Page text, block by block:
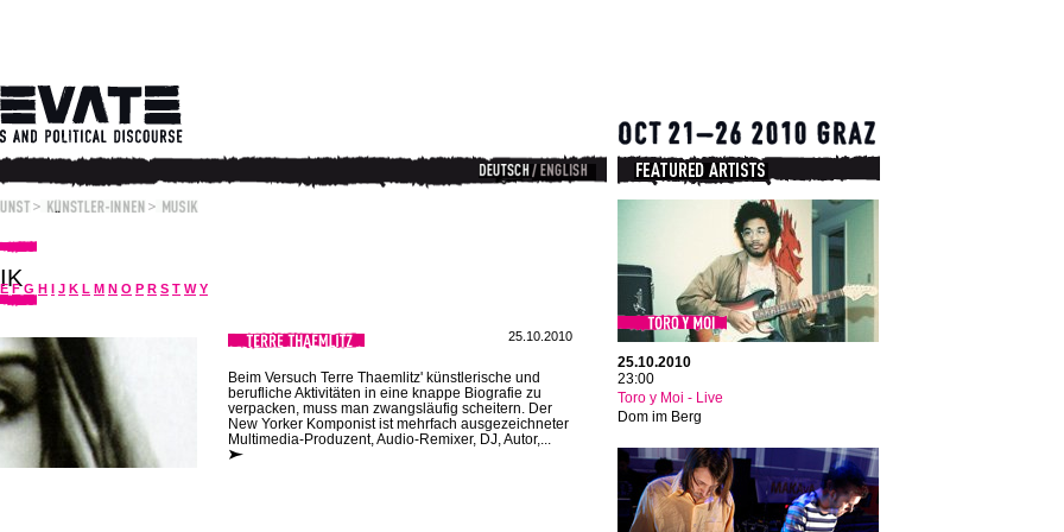
E F G H I J K L M N O P R S T W Y
25.10.2010
Beim Versuch Terre Thaemlitz' künstlerische und
berufliche Aktivitäten in eine knappe Biografie zu
verpacken, muss man zwangsläufig scheitern. Der
New Yorker Komponist ist mehrfach ausgezeichneter
Multimedia-Produzent, Audio-Remixer, DJ, Autor,...
25.10.2010
23:00
Toro y Moi - Live
Dom im Berg